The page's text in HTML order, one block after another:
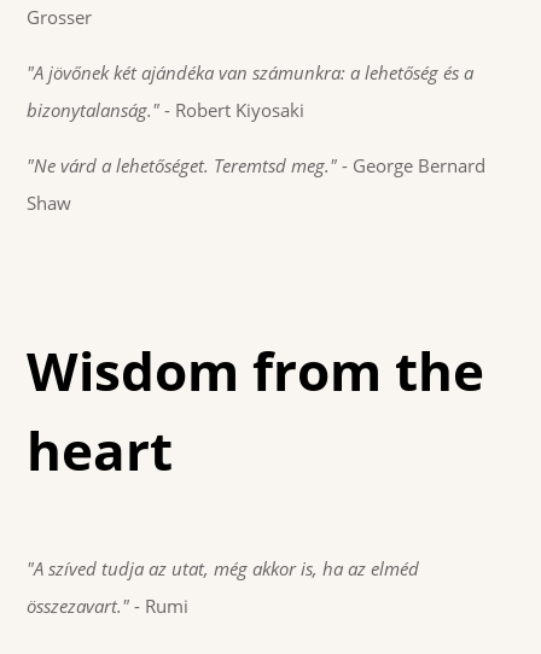
Grosser
"A jövőnek két ajándéka van számunkra: a lehetőség és a
bizonytalanság." - Robert Kiyosaki
"Ne várd a lehetőséget. Teremtsd meg." - George Bernard
Shaw
Wisdom from the
heart
"A szíved tudja az utat, még akkor is, ha az elméd
összezavart." - Rumi